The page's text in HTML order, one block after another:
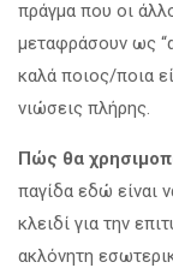
πράγμα που οι
μεταφράσουν ως
καλά ποιος/ποια
νιώσεις πλήρης.
Πώς θα
παγίδα εδώ είναι
κλειδί για την
ακλόνητη